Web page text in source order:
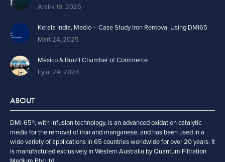
Aralık 18, 2025
Kerala India, Medio – Case Study Iron Removal Using DMI65
Mart 24, 2025
Mexico & Brazil Chamber of Commerce
Eylül 29, 2024
ABOUT
DMI-65®, with infusion technology, is an advanced oxidation catalytic
media for the removal of iron and manganese, and has been used in a
wide variety of applications in 65 countries worldwide for over 20 years. It
is manufactured exclusively in Western Australia by Quantum Filtration